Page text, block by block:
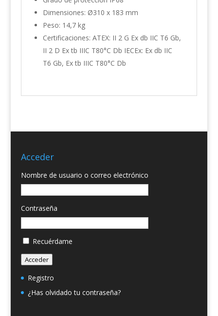
Dimensiones: Ø310 x 183 mm
Peso: 14,7 kg
Certificaciones: ATEX: II 2 G Ex db IIC T6 Gb,
II 2 D Ex tb IIIC T80°C Db IECEx: Ex db IIC
T6 Gb, Ex tb IIIC T80°C Db
Acceder
Nombre de usuario o correo electrónico
Contraseña
Recuérdame
Acceder
Registro
¿Has olvidado tu contraseña?